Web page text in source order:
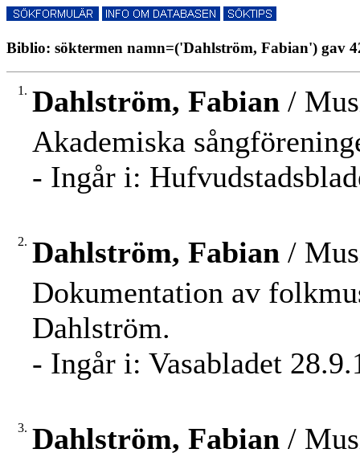
Biblio: söktermen namn=('Dahlström, Fabian') gav
1. Dahlström, Fabian /
Akademiska
- Ingår i:
2. Dahlström, Fabian /
Dokumentation av
Dahlström.
- Ingår i: Vasabladet
3. Dahlström, Fabian /